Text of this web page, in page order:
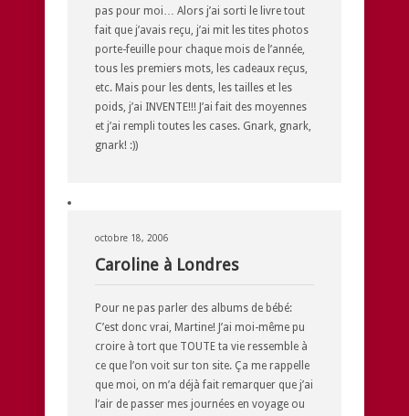
pas pour moi… Alors j’ai sorti le livre tout
fait que j’avais reçu, j’ai mit les tites photos
porte-feuille pour chaque mois de l’année,
tous les premiers mots, les cadeaux reçus,
etc. Mais pour les dents, les tailles et les
poids, j’ai INVENTE!!! J’ai fait des moyennes
et j’ai rempli toutes les cases. Gnark, gnark,
gnark! :))
octobre 18, 2006
Caroline à Londres
Pour ne pas parler des albums de bébé:
C’est donc vrai, Martine! J’ai moi-même pu
croire à tort que TOUTE ta vie ressemble à
ce que l’on voit sur ton site. Ça me rappelle
que moi, on m’a déjà fait remarquer que j’ai
l’air de passer mes journées en voyage ou